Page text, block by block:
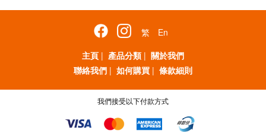
繁
En
主頁 | 產品分類 | 關於我們
聯絡我們 | 如何購買 | 條款細則
我們接受以下付款方式